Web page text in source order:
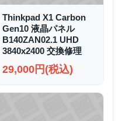
Thinkpad X1 Carbon
Gen10 液晶パネル
B140ZAN02.1 UHD
3840x2400 交換修理
29,000円(税込)